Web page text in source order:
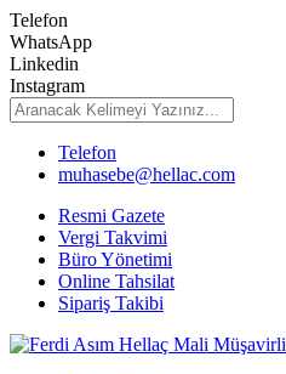
Telefon
WhatsApp
Linkedin
Instagram
Telefon
muhasebe@hellac.com
Resmi Gazete
Vergi Takvimi
Büro Yönetimi
Online Tahsilat
Sipariş Takibi